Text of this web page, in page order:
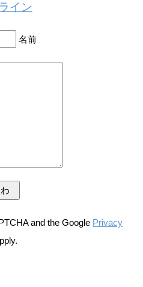
イン
名前
and the Google Privacy